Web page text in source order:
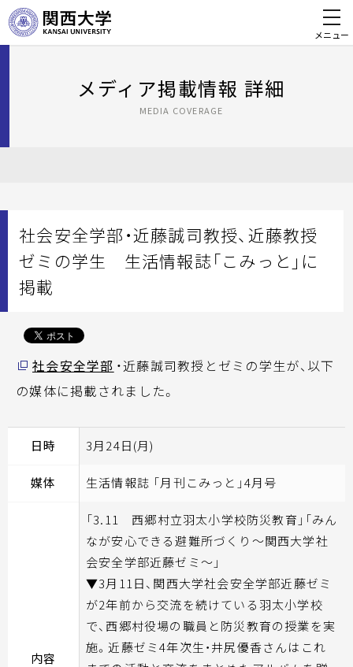
メニュー
メディア掲載情報 詳細
MEDIA COVERAGE
社会安全学部・近藤誠司教授、近藤教授
ゼミの学生 生活情報誌「こみっと」に
掲載
社会安全学部 ・近藤誠司教授とゼミの学生が、以下
の媒体に掲載されました。
日時 3月24日(月)
媒体 生活情報誌 「月刊こみっと」4月号
内容
「3.11 西郷村立羽太小学校防災教育」「みん
なが安心できる避難所づくり～関西大学社
会安全学部近藤ゼミ～」
▼3月11日、関西大学社会安全学部近藤ゼミ
が2年前から交流を続けている羽太小学校
で、西郷村役場の職員と防災教育の授業を実
施。近藤ゼミ4年次生・井尻優香さんはこれ